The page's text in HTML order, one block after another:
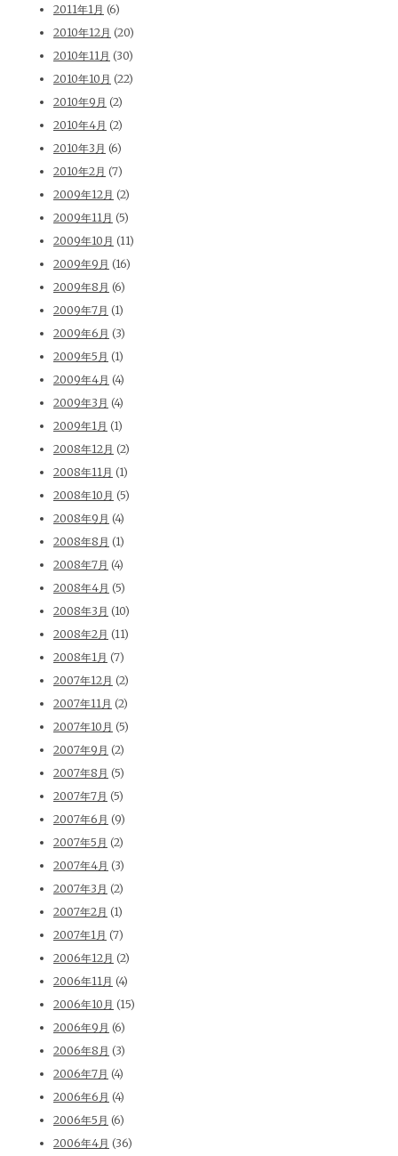
2011年1月 (6)
2010年12月 (20)
2010年11月 (30)
2010年10月 (22)
2010年9月 (2)
2010年4月 (2)
2010年3月 (6)
2010年2月 (7)
2009年12月 (2)
2009年11月 (5)
2009年10月 (11)
2009年9月 (16)
2009年8月 (6)
2009年7月 (1)
2009年6月 (3)
2009年5月 (1)
2009年4月 (4)
2009年3月 (4)
2009年1月 (1)
2008年12月 (2)
2008年11月 (1)
2008年10月 (5)
2008年9月 (4)
2008年8月 (1)
2008年7月 (4)
2008年4月 (5)
2008年3月 (10)
2008年2月 (11)
2008年1月 (7)
2007年12月 (2)
2007年11月 (2)
2007年10月 (5)
2007年9月 (2)
2007年8月 (5)
2007年7月 (5)
2007年6月 (9)
2007年5月 (2)
2007年4月 (3)
2007年3月 (2)
2007年2月 (1)
2007年1月 (7)
2006年12月 (2)
2006年11月 (4)
2006年10月 (15)
2006年9月 (6)
2006年8月 (3)
2006年7月 (4)
2006年6月 (4)
2006年5月 (6)
2006年4月 (36)